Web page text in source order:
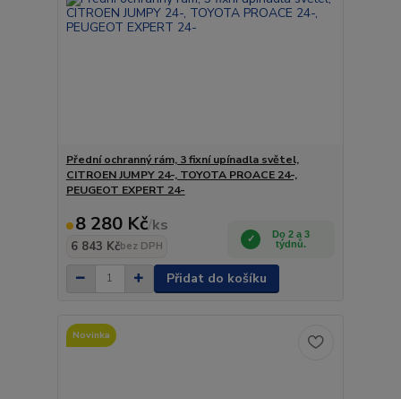
Přední ochranný rám, 3 fixní upínadla světel,
CITROEN JUMPY 24-, TOYOTA PROACE 24-,
PEUGEOT EXPERT 24-
8 280 Kč/ks
6 843 Kčbez DPH
Do 2 a 3
týdnů.
Přidat do košíku
Novinka